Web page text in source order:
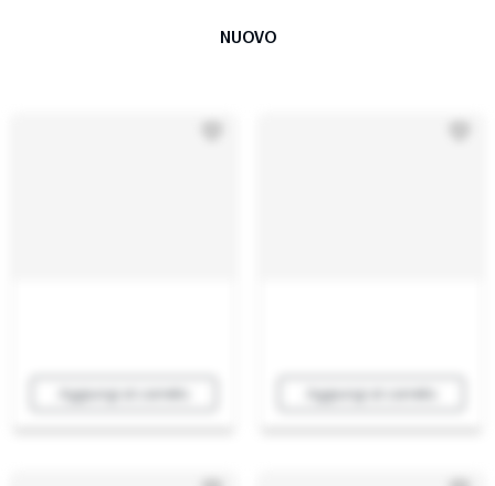
NUOVO
Aggiungi al carrello Aggiungi al carrello